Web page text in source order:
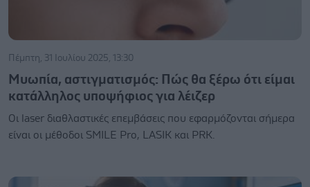
Πέμπτη, 31 Ιουλίου 2025, 13:30
Μυωπία, αστιγματισμός: Πώς θα ξέρω ότι είμαι
κατάλληλος υποψήφιος για λέιζερ
Οι laser διαθλαστικές επεμβάσεις που εφαρμόζονται σήμερα
είναι οι μέθοδοι SMILE Pro, LASIK και PRK.